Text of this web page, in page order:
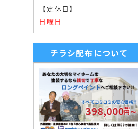
【定休日】
日曜日
チラシ配布について